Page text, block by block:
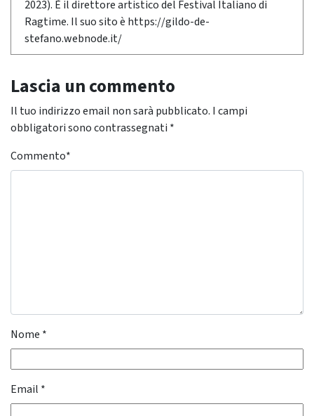
2023). È il direttore artistico del Festival Italiano di
Ragtime. Il suo sito è https://gildo-de-
stefano.webnode.it/
Lascia un commento
Il tuo indirizzo email non sarà pubblicato. I campi
obbligatori sono contrassegnati *
Commento*
Nome *
Email *